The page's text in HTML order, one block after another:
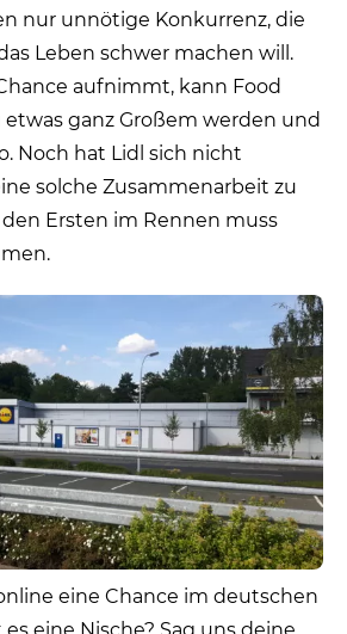
nur unnötige Konkurrenz, die
Leben schwer machen will.
aufnimmt, kann Food
etwas ganz Großem werden und
Noch hat Lidl sich nicht
solche Zusammenarbeit zu
Ersten im Rennen muss
eine Chance im deutschen